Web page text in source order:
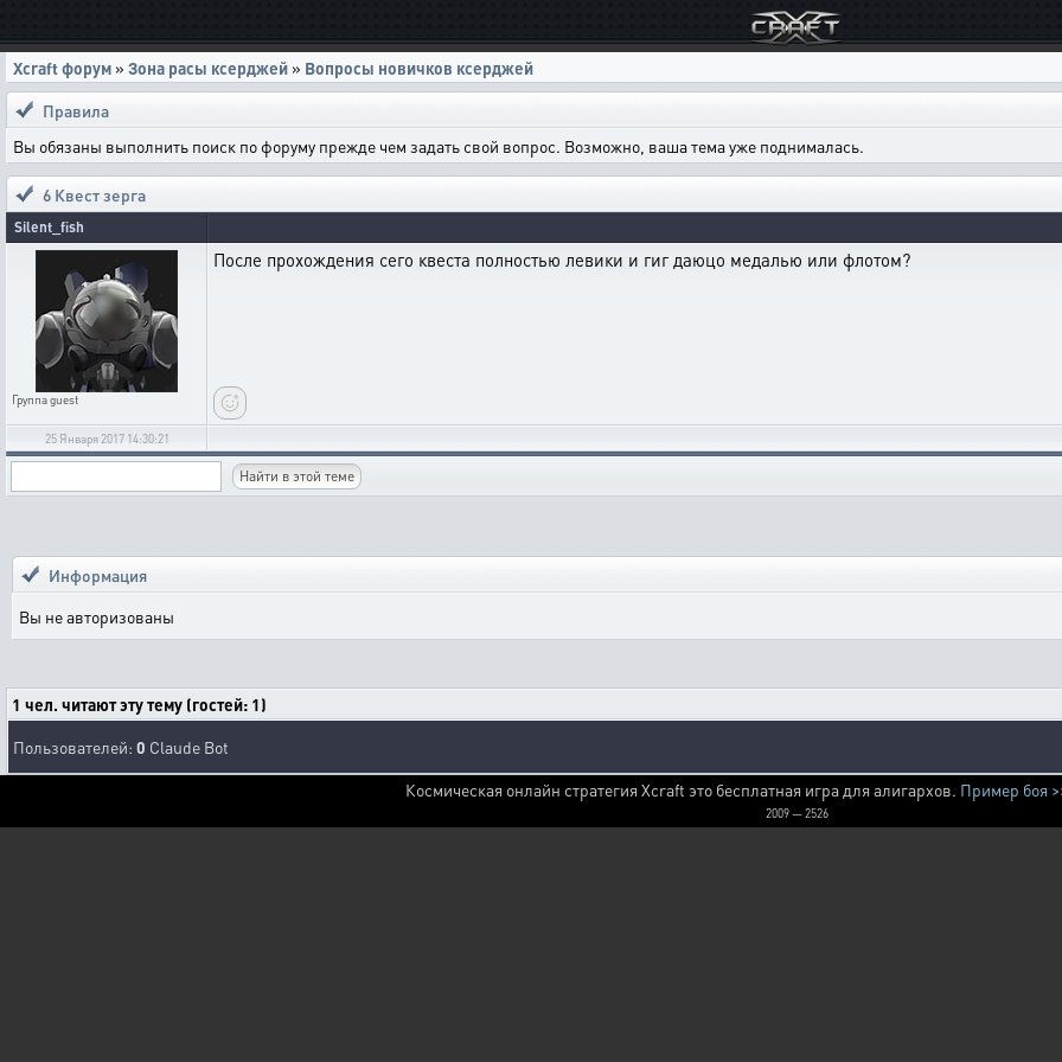
Xcraft форум » Зона расы ксерджей » Вопросы новичков ксерджей
Правила
Вы обязаны выполнить поиск по форуму прежде чем задать свой вопрос. Возможно, ваша тема уже поднималась.
6 Квест зерга
Silent_fish
Группаguest
После прохождения сего квеста полностью левики и гиг даюцо медалью или флотом?
25 Января 2017 14:30:21
Информация
Вы не авторизованы
1 чел. читают эту тему (гостей: 1)
Пользователей: 0 Claude Bot
Космическая онлайн стратегия Xcraft это бесплатная игра для алигархов. Пример боя
2009 — 2526